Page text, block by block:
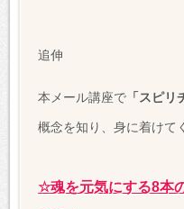
追伸
本メール講座で 「スピリ
概念を知り、身に着けて
☆魂を元気にする8本